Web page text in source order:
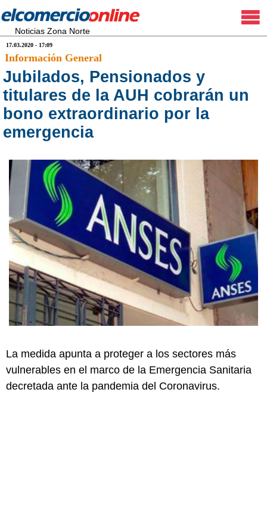
Noticias Zona Norte
17.03.2020 - 17:09
Información General
Jubilados, Pensionados y
titulares de la AUH cobrarán un
bono extraordinario por la
emergencia
La medida apunta a proteger a los sectores más
vulnerables en el marco de la Emergencia Sanitaria
decretada ante la pandemia del Coronavirus.